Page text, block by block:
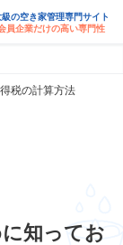
級の空き家管理専門サイト
員企業だけの高い専門性
税の計算方法
知ってお